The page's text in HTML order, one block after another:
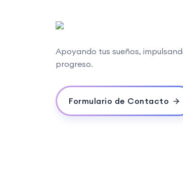
Apoyando tus sueños,
progreso.
Formulario de Contacto